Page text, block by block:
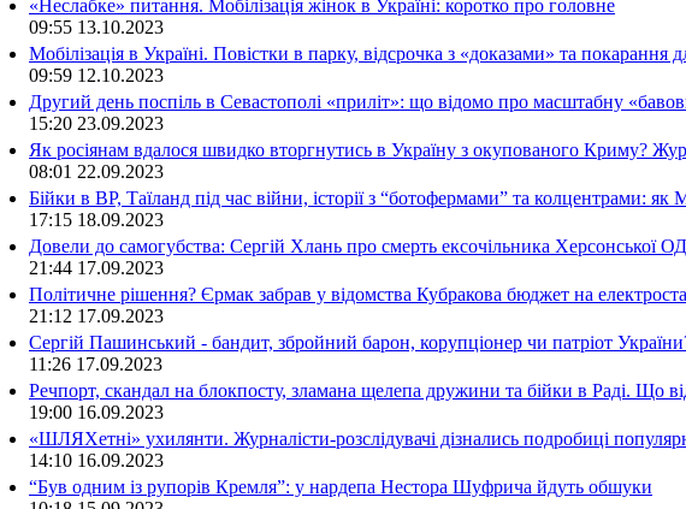
«Неслабке» питання. Мобілізація жінок в Україні: коротко про головне
09:55 13.10.2023
Мобілізація в Україні. Повістки в парку, відсрочка з «доказами» та покарання
09:59 12.10.2023
Другий день поспіль в Севастополі «приліт»: що відомо про масштабну
15:20 23.09.2023
Як росіянам вдалося швидко вторгнутись в Україну з окупованого Криму?
08:01 22.09.2023
Бійки в ВР, Таїланд під час війни, історії з “ботофермами” та колцентрами:
17:15 18.09.2023
Довели до самогубства: Сергій Хлань про смерть ексочільника Херсонської
21:44 17.09.2023
Політичне рішення? Єрмак забрав у відомства Кубракова бюджет на
21:12 17.09.2023
Сергій Пашинський - бандит, збройний барон, корупціонер чи патріот
11:26 17.09.2023
Речпорт, скандал на блокпосту, зламана щелепа дружини та бійки в Раді. Що
19:00 16.09.2023
«ШЛЯХетні» ухилянти. Журналісти-розслідувачі дізнались подробиці
14:10 16.09.2023
“Був одним із рупорів Кремля”: у нардепа Нестора Шуфрича йдуть обшуки